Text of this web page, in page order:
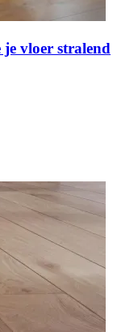
vloer stralend